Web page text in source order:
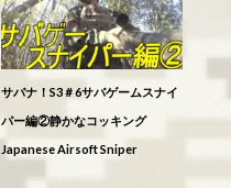
サバナ！S3＃6サバゲームスナイ
パー編②静かなコッキング
Japanese Airsoft Sniper